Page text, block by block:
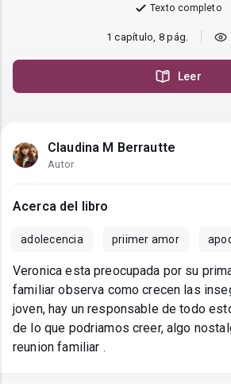
Texto completo
1 capítulo, 8 pág.
Leer
Claudina M Berrautte
Autor
Acerca del libro
adolecencia priimer amor
Veronica esta preocupada por su
familiar observa como crecen las
joven, hay un responsable de todo
de lo que podriamos creer, algo
reunion familiar .